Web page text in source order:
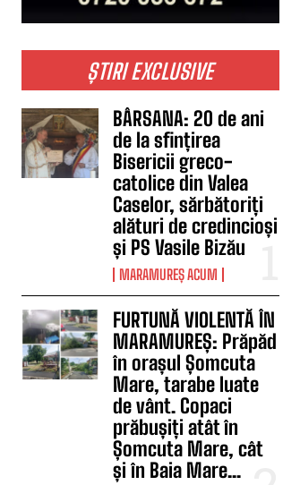
ȘTIRI EXCLUSIVE
BÂRSANA: 20 de ani
de la sfințirea
Bisericii greco-
catolice din Valea
Caselor, sărbătoriți
alături de credincioși
și PS Vasile Bizău
MARAMUREȘ ACUM
FURTUNĂ VIOLENTĂ ÎN
MARAMUREȘ: Prăpăd
în orașul Șomcuta
Mare, tarabe luate
de vânt. Copaci
prăbușiți atât în
Șomcuta Mare, cât
și în Baia Mare...